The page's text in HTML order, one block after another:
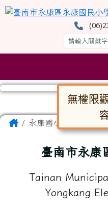
跳至主內容區
臺南市永康區永
主內容區域
Home永康國小
臺南市永康
Tainan
Yongkang
頁尾區域
無權限
對話框